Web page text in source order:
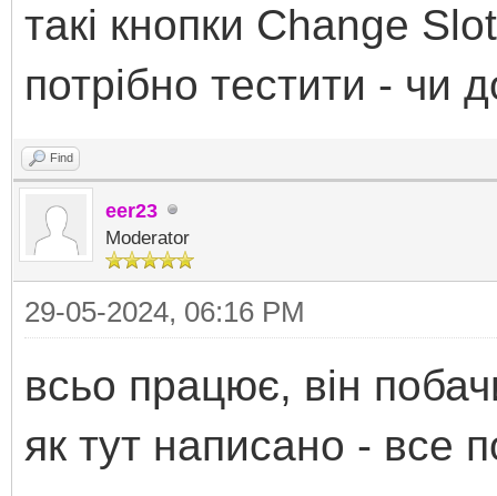
такі кнопки Change
потрібно тестити - чи
Find
eer23
Moderator
29-05-2024, 06:16 PM
всьо працює, він
як тут написано - все